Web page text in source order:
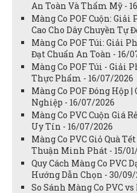
An Toàn Và Thẩm Mỹ -
Màng Co POF Cuộn: Giải
Cao Cho Dây Chuyền Tự
Màng Co POF Túi: Giải
Đạt Chuẩn An Toàn - 16/
Màng Co POF Túi - Giải
Thực Phẩm - 16/07/2026
Màng Co POF Đóng Hộp
Nghiệp - 16/07/2026
Màng Co PVC Cuộn Giá
Uy Tín - 16/07/2026
Màng Co PVC Giỏ Quà
Thuận Minh Phát - 15/
Quy Cách Màng Co PVC
Hướng Dẫn Chọn - 30/09/
So Sánh Màng Co PVC